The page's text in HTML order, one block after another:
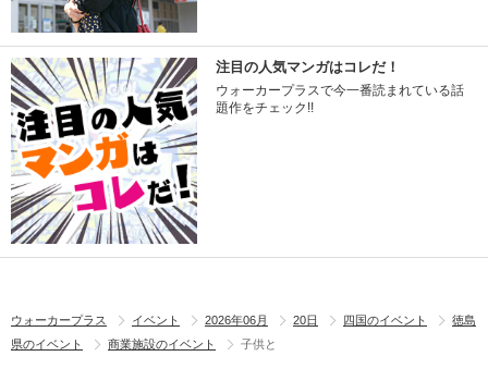
注目の人気マンガはコレだ！
ウォーカープラスで今一番読まれている話
題作をチェック!!
ウォーカープラス イベント 2026年06月 20日 四国のイベント
徳島
県のイベント
商業施設のイベント 子供と